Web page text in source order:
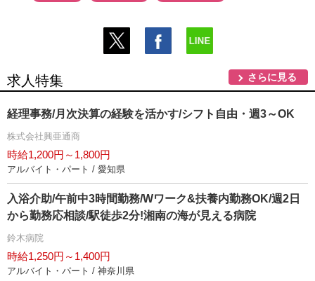
求人特集 さらに見る
経理事務/月次決算の経験を活かす/シフト自由・週3～OK
株式会社興亜通商
時給1,200円～1,800円
アルバイト・パート / 愛知県
入浴介助/午前中3時間勤務/Wワーク&扶養内勤務OK/週2日
から勤務応相談/駅徒歩2分!湘南の海が見える病院
鈴木病院
時給1,250円～1,400円
アルバイト・パート / 神奈川県